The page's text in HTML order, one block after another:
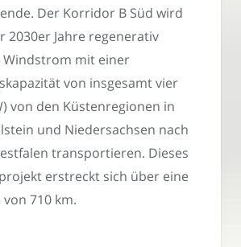
Der Korridor B Süd wird
2030er Jahre regenerativ
mit einer
von insgesamt vier
von den Küstenregionen in
und Niedersachsen nach
transportieren. Dieses
erstreckt sich über eine
710 km.